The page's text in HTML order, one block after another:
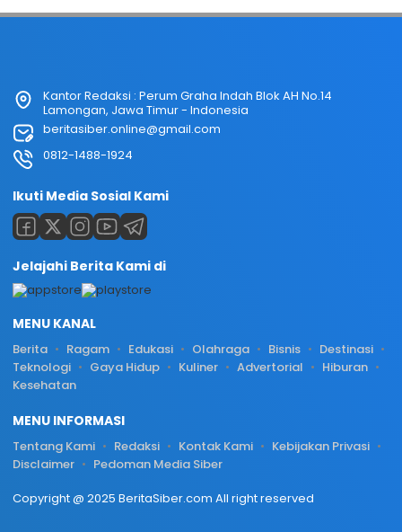
Kantor Redaksi : Perum Graha Indah Blok AH No.14
Lamongan, Jawa Timur - Indonesia
beritasiber.online@gmail.com
0812-1488-1924
Ikuti Media Sosial Kami
Jelajahi Berita Kami di
MENU KANAL
Berita Ragam Edukasi Olahraga Bisnis
Destinasi
Teknologi
Gaya Hidup Kuliner Advertorial
Hiburan
Kesehatan
MENU INFORMASI
Tentang Kami Redaksi Kontak Kami
Kebijakan Privasi
Disclaimer
Pedoman Media Siber
Copyright @ 2025 BeritaSiber.com All right reserved